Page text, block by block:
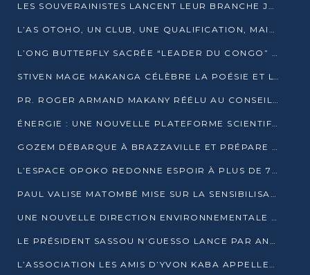
LES SOUVERAINISTES LANCENT LEUR BRANCHE JEUNE À BRAZZAVILLE
L’AS OTOHO, UN CLUB, UNE QUALIFICATION, MAIS ENCORE DES DOUTES
L’ONG BUTTERFLY SACRÉE “LEADER DU CONGO” AU PRIX D’EXCELLENCE 2025
STIVEN MAGE MAKANGA CÉLÈBRE LA POÉSIE ET L’HUMAIN AVEC SON RECUEIL “HECTARE”
PR. ROGER ARMAND MAKANY RÉÉLU AU CONSEIL DE L’AUF
ÉNERGIE : UNE NOUVELLE PLATEFORME SCIENTIFIQUE POUR LA TRANSITION ÉNERGÉTIQUE EN AFRIQUE CENTRALE
GOZEM DÉBARQUE À BRAZZAVILLE ET PRÉPARE SON ARRIVÉE À POINTE-NOIRE
L’ESPACE OPOKO REDONNE ESPOIR À PLUS DE 775 ÉLÈVES AUTOCHTONES DANS LE NORD DU CONGO
PAUL VALISE MATOMBÉ MISE SUR LA SENSIBILISATION POUR ÉRAQUER LE GRAND BANDITISME
UNE NOUVELLE DIRECTION ENVIRONNEMENTALE POUR RENFORCER LA GESTION DES DONNÉES AU CONGO
LE PRÉSIDENT SASSOU N’GUESSO LANCE PAR ANTICIPATION LA 39ÈME JOURNÉE NATIONALE DE L’ARBRE
L’ASSOCIATION LES AMIS D’YVON KABA APPELLENT DENIS SASSOU N’GUESSO À SE PORTER CANDIDAT